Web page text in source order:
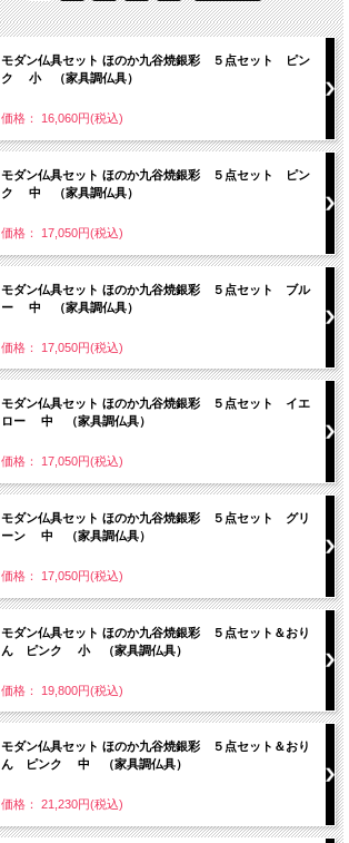
モダン仏具セット ほのか九谷焼銀彩 ５点セット ピン
ク 小 （家具調仏具）
価格： 16,060円(税込)
モダン仏具セット ほのか九谷焼銀彩 ５点セット ピン
ク 中 （家具調仏具）
価格： 17,050円(税込)
モダン仏具セット ほのか九谷焼銀彩 ５点セット ブル
ー 中 （家具調仏具）
価格： 17,050円(税込)
モダン仏具セット ほのか九谷焼銀彩 ５点セット イエ
ロー 中 （家具調仏具）
価格： 17,050円(税込)
モダン仏具セット ほのか九谷焼銀彩 ５点セット グリ
ーン 中 （家具調仏具）
価格： 17,050円(税込)
モダン仏具セット ほのか九谷焼銀彩 ５点セット＆おり
ん ピンク 小 （家具調仏具）
価格： 19,800円(税込)
モダン仏具セット ほのか九谷焼銀彩 ５点セット＆おり
ん ピンク 中 （家具調仏具）
価格： 21,230円(税込)